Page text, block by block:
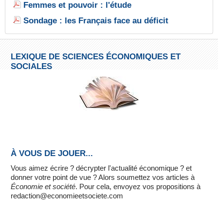
Femmes et pouvoir : l'étude
Sondage : les Français face au déficit
LEXIQUE DE SCIENCES ÉCONOMIQUES ET
SOCIALES
À VOUS DE JOUER...
Vous aimez écrire ? décrypter l'actualité économique ? et
donner votre point de vue ? Alors soumettez vos articles à
Économie et société. Pour cela, envoyez vos propositions à
redaction@economieetsociete.com